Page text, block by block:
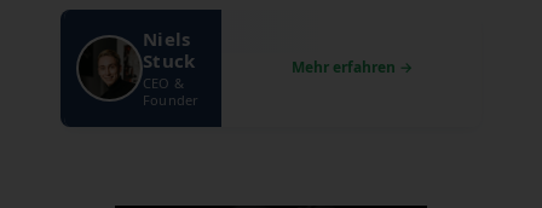
Niels
Stuck
CEO &
Founder